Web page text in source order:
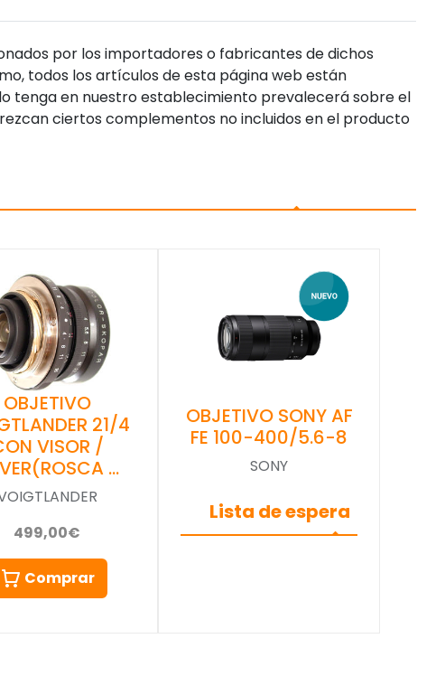
por los importadores o fabricantes de dichos
todos los artículos de esta página web están
tenga en nuestro establecimiento prevalecerá sobre el
ciertos complementos no incluidos en el producto
OBJETIVO
21/4
VISOR /
…
499,00€
Comprar
OBJETIVO SONY AF
FE 100-400/5.6-8
SONY
Lista de espera